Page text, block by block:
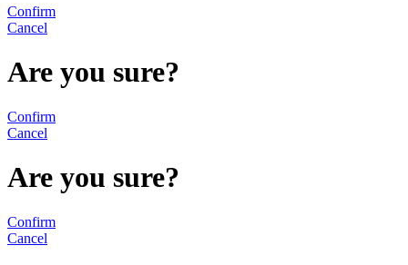
Confirm
Cancel
Are you sure?
Confirm
Cancel
Are you sure?
Confirm
Cancel